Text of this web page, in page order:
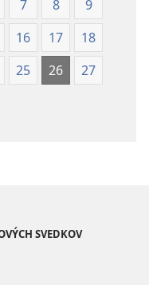
7 8
9
16 17
18
25 26
27
SVEDKOV